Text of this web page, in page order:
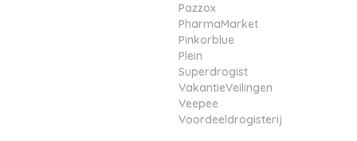
Pazzox
PharmaMarket
Pinkorblue
Plein
Superdrogist
VakantieVeilingen
Veepee
Voordeeldrogisterij